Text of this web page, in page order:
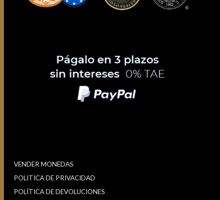
VENDER MONEDAS
POLITICA DE PRIVACIDAD
POLÍTICA DE DEVOLUCIONES